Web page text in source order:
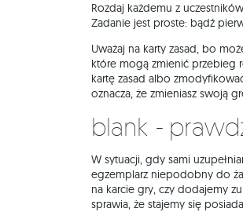
Rozdaj każdemu z
Zadanie jest proste: bądź
Uważaj na karty zasad, bo
które mogą zmienić przebieg
kartę zasad albo
oznacza, że zmieniasz swoją
Blank -
W sytuacji, gdy sami
egzemplarz niepodobny do
na karcie gry, czy dodajemy
sprawia, że stajemy się